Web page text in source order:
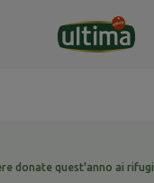
donate quest'anno ai rifugi